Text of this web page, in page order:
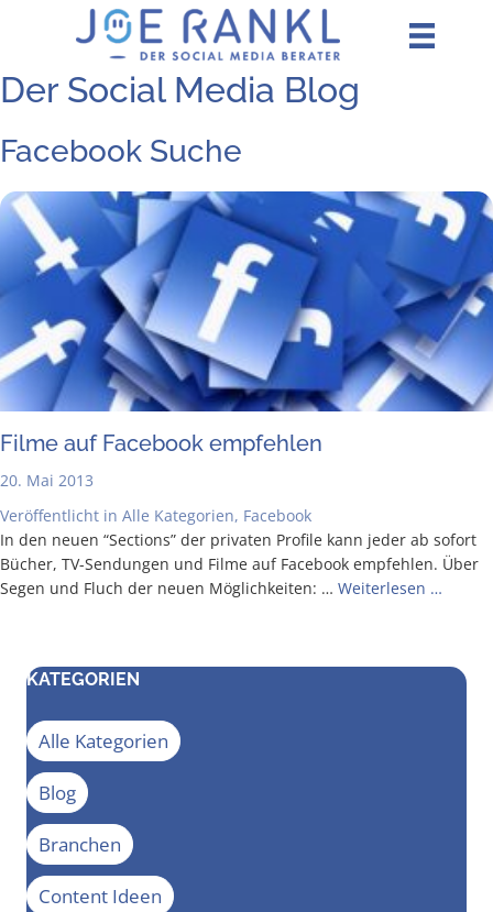
Der Social Media Blog
Facebook Suche
Fil­me auf Face­book empfehlen
20. Mai 2013
Veröffentlicht in Alle Kategorien, Facebook
In den neu­en “Sec­tions” der pri­va­ten Pro­fi­le kann jeder ab sofort
Bücher, TV-Sen­­dun­­gen und Fil­me auf Face­book emp­feh­len. Über
Segen und Fluch der neu­en Mög­lich­kei­ten: … Wei­ter­le­sen …
KATEGORIEN
Alle Kategorien
Blog
Branchen
Content Ideen